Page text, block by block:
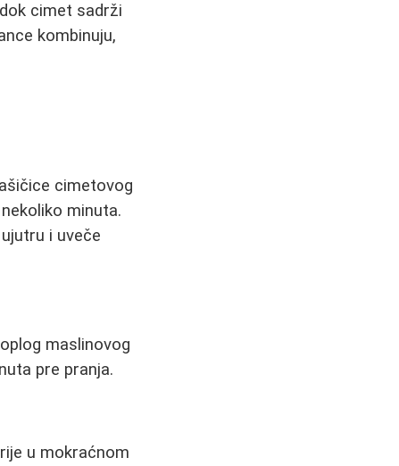
cimet sadrži
kombinuju,
cimetovog
minuta.
i uveče
maslinovog
pre pranja.
u mokraćnom